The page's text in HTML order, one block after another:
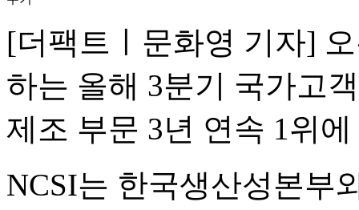
[더팩트ㅣ문화영 기자]
하는 올해 3분기 국가고
제조 부문 3년 연속 1위
NCSI는 한국생산성본부